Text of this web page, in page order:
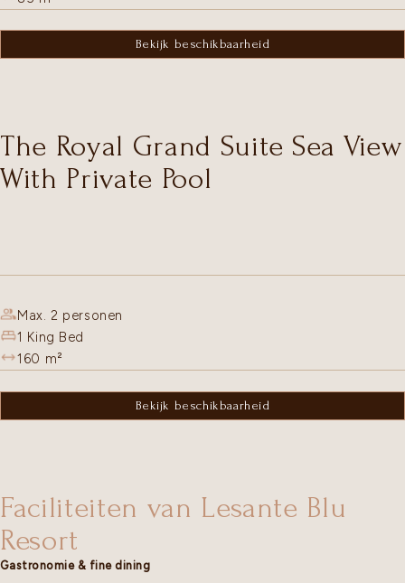
Bekijk beschikbaarheid
The Royal Grand Suite Sea View
With Private Pool
Max. 2 personen
1 King Bed
160 m²
Bekijk beschikbaarheid
Faciliteiten van Lesante Blu
Resort
Gastronomie & fine dining